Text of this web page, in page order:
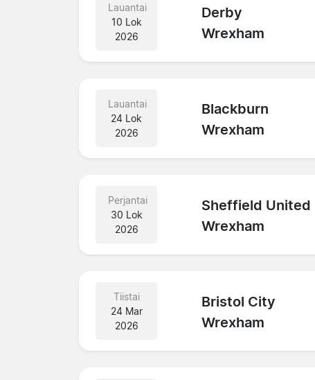
Lauantai
10 Lok
2026
Derby
Wrexham
Lauantai
24 Lok
2026
Blackburn
Wrexham
Perjantai
30 Lok
2026
Sheffield United
Wrexham
Tiistai
24 Mar
2026
Bristol City
Wrexham